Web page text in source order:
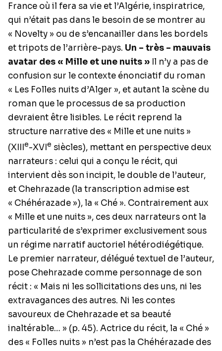
France où il fera sa vie et l’Algérie, inspiratrice,
qui n’était pas dans le besoin de se montrer au
« Novelty » ou de s’encanailler dans les bordels
et tripots de l’arrière-pays. Un – très – mauvais
avatar des « Mille et une nuits » Il n’y a pas de
confusion sur le contexte énonciatif du roman
« Les Folles nuits d’Alger », et autant la scène du
roman que le processus de sa production
devraient être lisibles. Le récit reprend la
structure narrative des « Mille et une nuits »
(XIIIe-XVIe siècles), mettant en perspective deux
narrateurs : celui qui a conçu le récit, qui
intervient dès son incipit, le double de l’auteur,
et Chehrazade (la transcription admise est
« Chéhérazade »), la « Ché ». Contrairement aux
« Mille et une nuits », ces deux narrateurs ont la
particularité de s’exprimer exclusivement sous
un régime narratif auctoriel hétérodiégétique.
Le premier narrateur, délégué textuel de l’auteur,
pose Chehrazade comme personnage de son
récit : « Mais ni les sollicitations des uns, ni les
extravagances des autres. Ni les contes
savoureux de Chehrazade et sa beauté
inaltérable… » (p. 45). Actrice du récit, la « Ché »
des « Folles nuits » n’est pas la Chéhérazade des